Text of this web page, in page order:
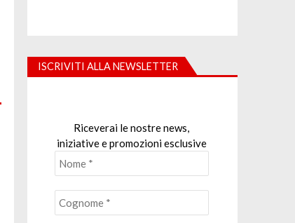
ISCRIVITI ALLA NEWSLETTER
Riceverai le nostre news,
iniziative e promozioni esclusive